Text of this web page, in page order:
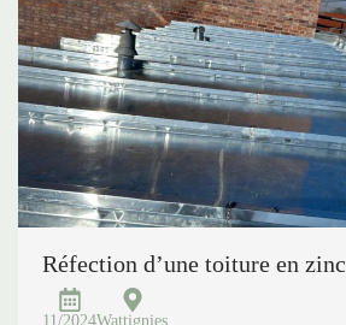
Réfection d’une toiture en zinc
11/2024Wattignies